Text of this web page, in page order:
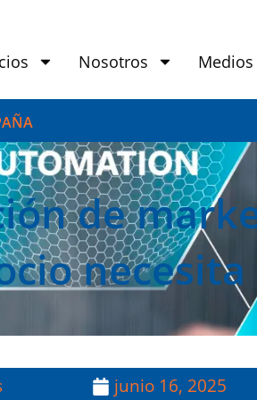
Nosotros Medios
de
necesita
junio 16, 2025